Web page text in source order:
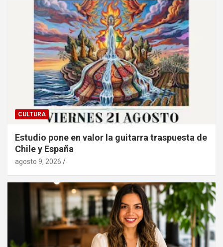
CULTURA
Estudio pone en valor la guitarra traspuesta de
Chile y España
agosto 9, 2026